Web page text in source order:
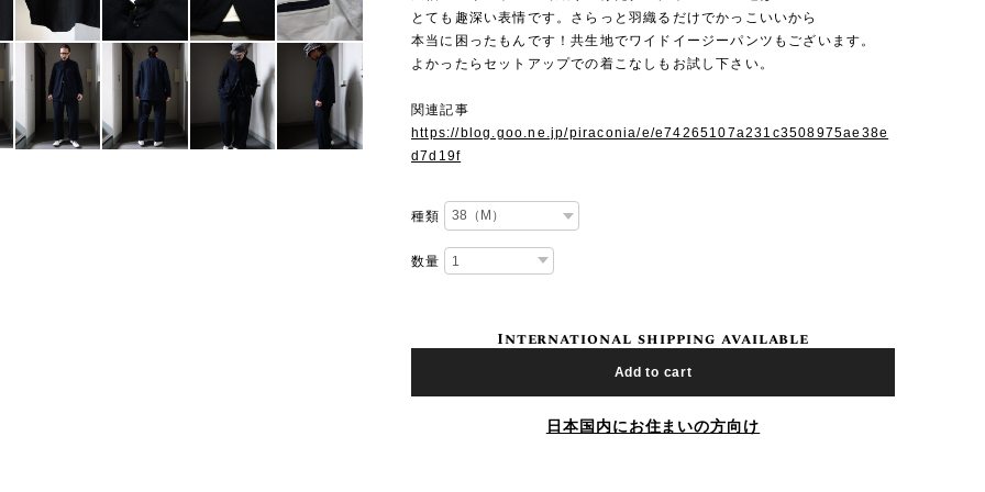
とても趣深い表情です。さらっと羽織るだけでかっこいいから
本当に困ったもんです！共生地でワイドイージーパンツもございます。
よかったらセットアップでの着こなしもお試し下さい。
関連記事
https://blog.goo.ne.jp/piraconia/e/e74265107a231c3508975ae38e
d7d19f
種類
数量
International shipping available
Add to cart
日本国内にお住まいの方向け